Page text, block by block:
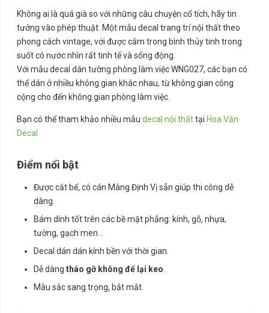
Không ai là quá già so với những câu chuyện cổ tích, hãy tin
tưởng vào phép thuật. Một mẫu decal trang trí nội thất theo
phong cách vintage, với được cắm trong bình thủy tinh trong
suốt có nước nhìn rất tinh tế và sống động.
Với mẫu decal dán tường phòng làm việc WNG027, các bạn có
thể dán ở nhiều không gian khác nhau, từ không gian công
cộng cho đến không gian phòng làm việc.
Bạn có thể tham khảo nhiều mẫu decal nội thấttại Hoa Văn
Decal
Điểm nổi bật
Được cắt bế, có cán Màng Định Vị sẵn giúp thi công dễ
dàng.
Bám dính tốt trên các bề mặt phẳng: kính, gỗ, nhựa,
tường, gạch men…
Decal dán dán kính bền với thời gian.
Dễ dàng tháo gỡ không để lại keo.
Màu sắc sang trọng, bắt mắt.